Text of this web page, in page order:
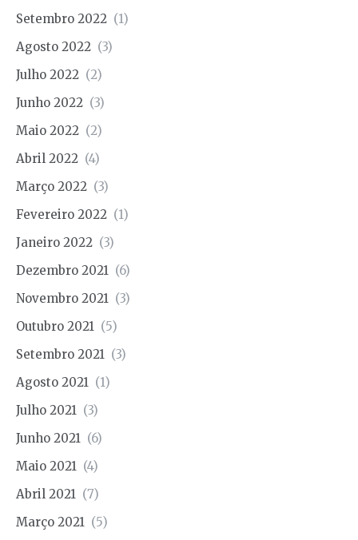
Setembro 2022 (1)
Agosto 2022 (3)
Julho 2022 (2)
Junho 2022 (3)
Maio 2022 (2)
Abril 2022 (4)
Março 2022 (3)
Fevereiro 2022 (1)
Janeiro 2022 (3)
Dezembro 2021 (6)
Novembro 2021 (3)
Outubro 2021 (5)
Setembro 2021 (3)
Agosto 2021 (1)
Julho 2021 (3)
Junho 2021 (6)
Maio 2021 (4)
Abril 2021 (7)
Março 2021 (5)